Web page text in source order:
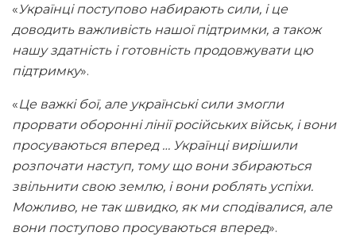
« Українці поступово набирають сили, і це
доводить важливість нашої підтримки, а також
нашу здатність і готовність продовжувати цю
підтримку».
«Це важкі бої, але українські сили змогли
прорвати оборонні лінії російських військ, і вони
просуваються вперед … Українці вирішили
розпочати наступ, тому що вони збираються
звільнити свою землю, і вони роблять успіхи.
Можливо, не так швидко, як ми сподівалися, але
вони поступово просуваються вперед».